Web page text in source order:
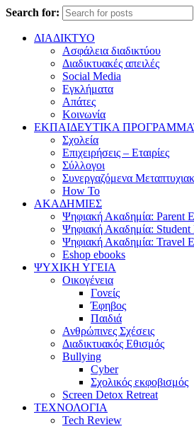
Search for:
ΔΙΑΔΙΚΤΥΟ
Ασφάλεια διαδικτύου
Διαδικτυακές απειλές
Social Media
Εγκλήματα
Απάτες
Κοινωνία
ΕΚΠΑΙΔΕΥΤΙΚΑ
Σχολεία
Επιχειρήσεις – Εταιρίες
Σύλλογοι
Συνεργαζόμενα
How To
ΑΚΑΔΗΜΙΕΣ
Ψηφιακή Ακαδημία: Parent
Ψηφιακή Ακαδημία: Student
Ψηφιακή Ακαδημία: Travel
Eshop ebooks
ΨΥΧΙΚΗ ΥΓΕΙΑ
Οικογένεια
Γονείς
Έφηβος
Παιδιά
Ανθρώπινες Σχέσεις
Διαδικτυακός Εθισμός
Bullying
Cyber
Σχολικός εκφοβισμός
Screen Detox Retreat
ΤΕΧΝΟΛΟΓΙΑ
Tech Review